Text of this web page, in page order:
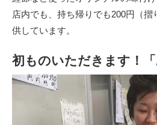
店内でも、持ち帰りでも200円（
供しています。
初ものいただきます！「